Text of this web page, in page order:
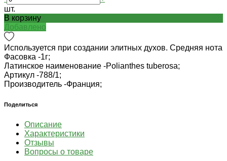
шт.
В корзину
Добавлено
Используется при создании элитных духов. Средняя нота
Фасовка -1г;
Латинское наименование -Polianthes tuberosa;
Артикул -788/1;
Производитель -Франция;
Поделиться
Описание
Характеристики
Отзывы
Вопросы о товаре